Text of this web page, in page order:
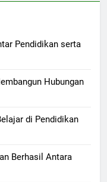
Pendidikan serta
Hubungan
di Pendidikan
Berhasil Antara